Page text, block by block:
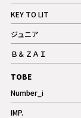
記事
KEY TO LIT
記事
ジュニア
記事
Ｂ＆ＺＡＩ
記事
TOBE
Number_i
記事
IMP.